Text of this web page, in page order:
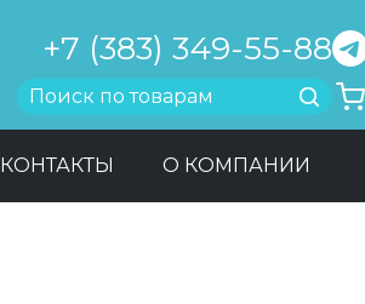
+7 (383) 349-55-88
Найти
КОНТАКТЫ О КОМПАНИИ